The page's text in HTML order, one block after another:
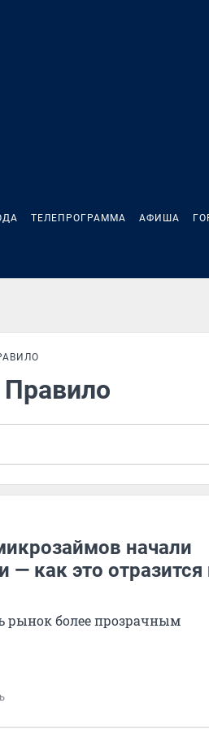
ТЕЛЕПРОГРАММА АФИША
Правило
начали
— как это отразится
рынок более прозрачным